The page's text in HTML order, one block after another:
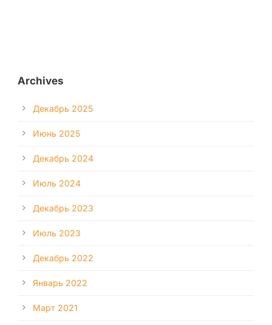
Archives
Декабрь 2025
Июнь 2025
Декабрь 2024
Июль 2024
Декабрь 2023
Июль 2023
Декабрь 2022
Январь 2022
Март 2021